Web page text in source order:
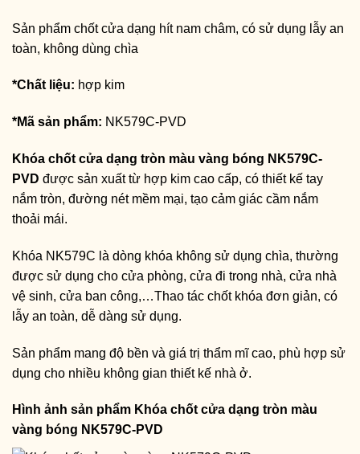
Sản phẩm chốt cửa dạng hít nam châm, có sử dụng lẫy an
toàn, không dùng chìa
*Chất liệu: hợp kim
*Mã sản phẩm: NK579C-PVD
Khóa chốt cửa dạng tròn màu vàng bóng NK579C-
PVD được sản xuất từ hợp kim cao cấp, có thiết kế tay
nắm tròn, đường nét mềm mại, tạo cảm giác cầm nắm
thoải mái.
Khóa NK579C là dòng khóa không sử dụng chìa, thường
được sử dụng cho cửa phòng, cửa đi trong nhà, cửa nhà
vệ sinh, cửa ban công,…Thao tác chốt khóa đơn giản, có
lẫy an toàn, dễ dàng sử dụng.
Sản phẩm mang độ bền và giá trị thẩm mĩ cao, phù hợp sử
dụng cho nhiều không gian thiết kế nhà ở.
Hình ảnh sản phẩm Khóa chốt cửa dạng tròn màu
vàng bóng NK579C-PVD